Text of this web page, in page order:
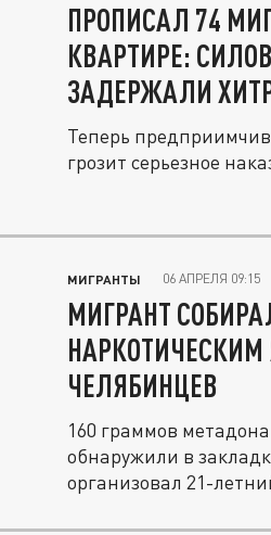
ПРОПИСАЛ 74
КВАРТИРЕ:
ЗАДЕРЖАЛИ
Теперь
грозит серьезное
МИГРАНТЫ 06 АПРЕЛЯ 09:15
МИГРАНТ
ЧЕЛЯБИНЦЕВ
160 граммов
обнаружили в
организовал 21-